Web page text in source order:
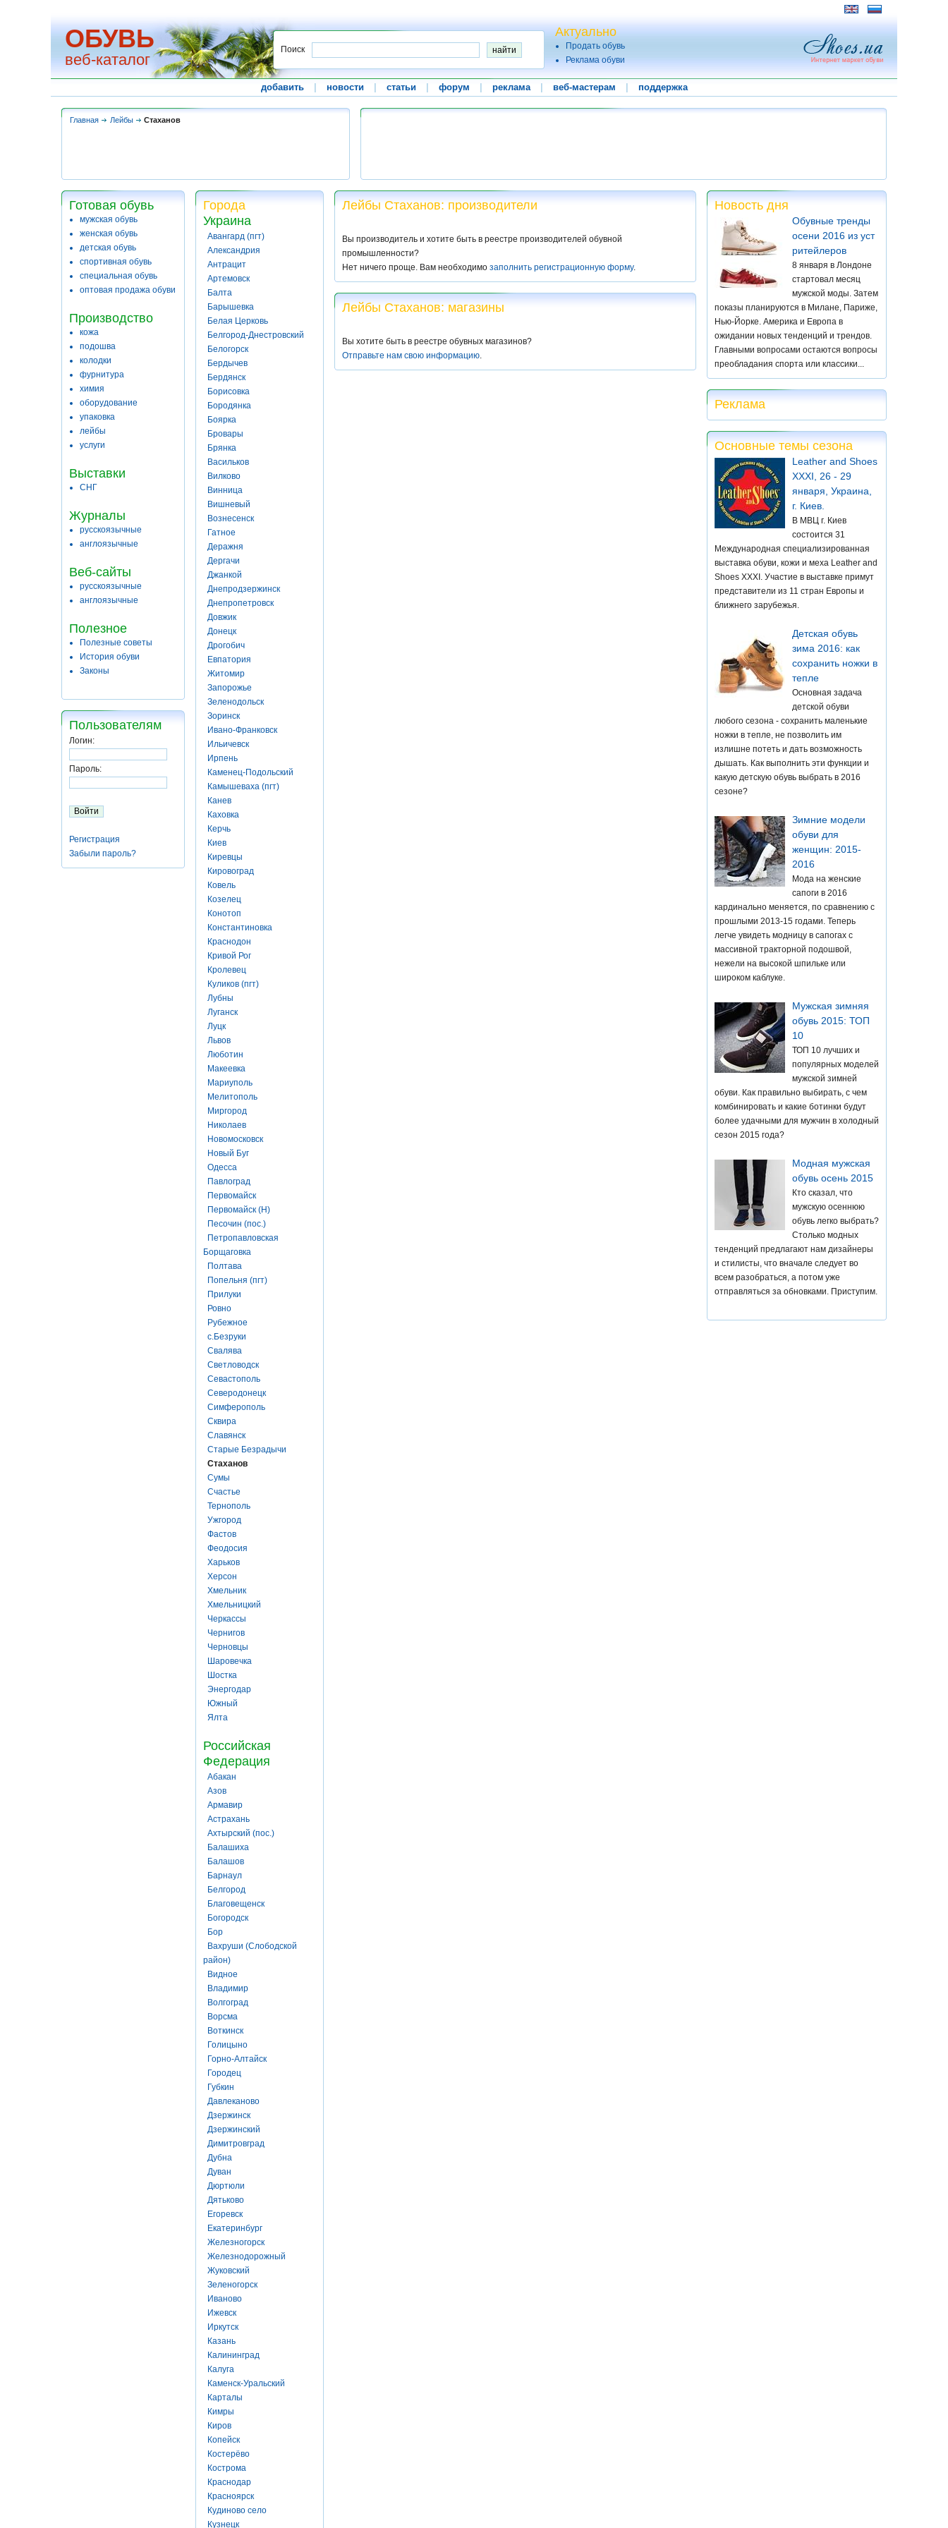
ОБУВЬ
веб-каталог
Поиск
Актуально
Продать обувь
Реклама обуви
добавить новости статьи форум реклама веб-мастерам поддержка
Главная Лейбы Стаханов
Готовая обувь
мужская обувь
женская обувь
детская обувь
спортивная обувь
специальная обувь
оптовая продажа обуви
Производство
кожа
подошва
колодки
фурнитура
химия
оборудование
упаковка
лейбы
услуги
Выставки
СНГ
Журналы
русскоязычные
англоязычные
Веб-сайты
русскоязычные
англоязычные
Полезное
Полезные советы
История обуви
Законы
Пользователям
Логин:
Пароль:
Регистрация
Забыли пароль?
Города
Украина
Авангард (пгт)
Александрия
Антрацит
Артемовск
Балта
Барышевка
Белая Церковь
Белгород-Днестровский
Белогорск
Бердычев
Бердянск
Борисовка
Бородянка
Боярка
Бровары
Брянка
Васильков
Вилково
Винница
Вишневый
Вознесенск
Гатное
Деражня
Дергачи
Джанкой
Днепродзержинск
Днепропетровск
Довжик
Донецк
Дрогобич
Евпатория
Житомир
Запорожье
Зеленодольск
Зоринск
Ивано-Франковск
Ильичевск
Ирпень
Каменец-Подольский
Камышеваха (пгт)
Канев
Каховка
Керчь
Киев
Киревцы
Кировоград
Ковель
Козелец
Конотоп
Константиновка
Краснодон
Кривой Рог
Кролевец
Куликов (пгт)
Лубны
Луганск
Луцк
Львов
Люботин
Макеевка
Мариуполь
Мелитополь
Миргород
Николаев
Новомосковск
Новый Буг
Одесса
Павлоград
Первомайск
Первомайск (Н)
Песочин (пос.)
Петропавловская
Борщаговка
Полтава
Попельня (пгт)
Прилуки
Ровно
Рубежное
с.Безруки
Свалява
Светловодск
Севастополь
Северодонецк
Симферополь
Сквира
Славянск
Старые Безрадычи
Стаханов
Сумы
Счастье
Тернополь
Ужгород
Фастов
Феодосия
Харьков
Херсон
Хмельник
Хмельницкий
Черкассы
Чернигов
Черновцы
Шаровечка
Шостка
Энергодар
Южный
Ялта
Российская
Федерация
Абакан
Азов
Армавир
Астрахань
Ахтырский (пос.)
Балашиха
Балашов
Барнаул
Белгород
Благовещенск
Богородск
Бор
Вахруши (Слободской
район)
Видное
Владимир
Волгоград
Ворсма
Воткинск
Голицыно
Горно-Алтайск
Городец
Губкин
Давлеканово
Дзержинск
Дзержинский
Димитровград
Дубна
Дуван
Дюртюли
Дятьково
Егоревск
Екатеринбург
Железногорск
Железнодорожный
Жуковский
Зеленогорск
Иваново
Ижевск
Иркутск
Казань
Калининград
Калуга
Каменск-Уральский
Карталы
Кимры
Киров
Копейск
Костерёво
Кострома
Краснодар
Красноярск
Кудиново село
Кузнецк
Лейбы Стаханов: производители
Вы производитель и хотите быть в реестре производителей обувной
промышленности?
Нет ничего проще. Вам необходимо заполнить регистрационную форму.
Лейбы Стаханов: магазины
Вы хотите быть в реестре обувных магазинов?
Отправьте нам свою информацию.
Новость дня
Обувные тренды
осени 2016 из уст
ритейлеров
8 января в Лондоне
стартовал месяц
мужской моды. Затем
показы планируются в Милане, Париже,
Нью-Йорке. Америка и Европа в
ожидании новых тенденций и трендов.
Главными вопросами остаются вопросы
преобладания спорта или классики...
Реклама
Основные темы сезона
Leather and Shoes
XXXI, 26 - 29
января, Украина,
г. Киев.
В МВЦ г. Киев
состоится 31
Международная специализированная
выставка обуви, кожи и меха Leather and
Shoes XXXI. Участие в выставке примут
представители из 11 стран Европы и
ближнего зарубежья.
Детская обувь
зима 2016: как
сохранить ножки в
тепле
Основная задача
детской обуви
любого сезона - сохранить маленькие
ножки в тепле, не позволить им
излишне потеть и дать возможность
дышать. Как выполнить эти функции и
какую детскую обувь выбрать в 2016
сезоне?
Зимние модели
обуви для
женщин: 2015-
2016
Мода на женские
сапоги в 2016
кардинально меняется, по сравнению с
прошлыми 2013-15 годами. Теперь
легче увидеть модницу в сапогах с
массивной тракторной подошвой,
нежели на высокой шпильке или
широком каблуке.
Мужская зимняя
обувь 2015: ТОП
10
ТОП 10 лучших и
популярных моделей
мужской зимней
обуви. Как правильно выбирать, с чем
комбинировать и какие ботинки будут
более удачными для мужчин в холодный
сезон 2015 года?
Модная мужская
обувь осень 2015
Кто сказал, что
мужскую осеннюю
обувь легко выбрать?
Столько модных
тенденций предлагают нам дизайнеры
и стилисты, что вначале следует во
всем разобраться, а потом уже
отправляться за обновками. Приступим.